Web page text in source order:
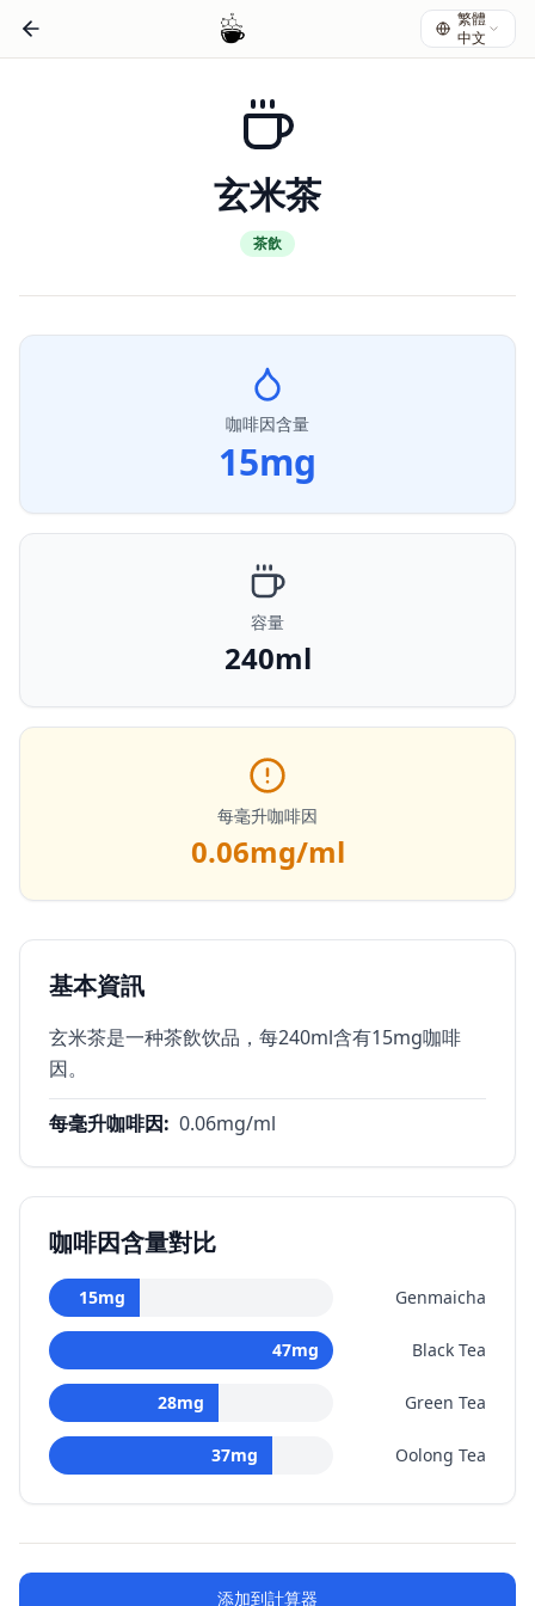
繁體
中文
玄米茶
茶飲
咖啡因含量
15mg
容量
240ml
每毫升咖啡因
0.06mg/ml
基本資訊
玄米茶是一种茶飲饮品，每240ml含有15mg咖啡
因。
每毫升咖啡因: 0.06mg/ml
咖啡因含量對比
15mg Genmaicha
47mg Black Tea
28mg Green Tea
37mg Oolong Tea
添加到計算器